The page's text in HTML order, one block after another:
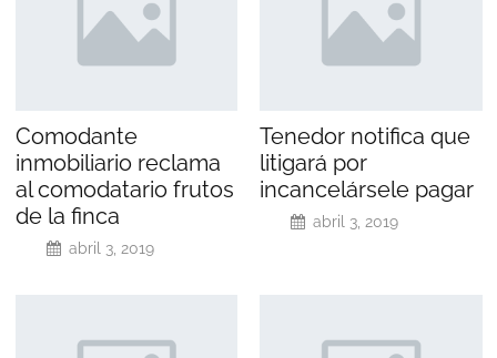
Comodante
inmobiliario reclama
al comodatario frutos
de la finca
abril 3, 2019
Tenedor notifica que
litigará por
incancelársele pagar
abril 3, 2019